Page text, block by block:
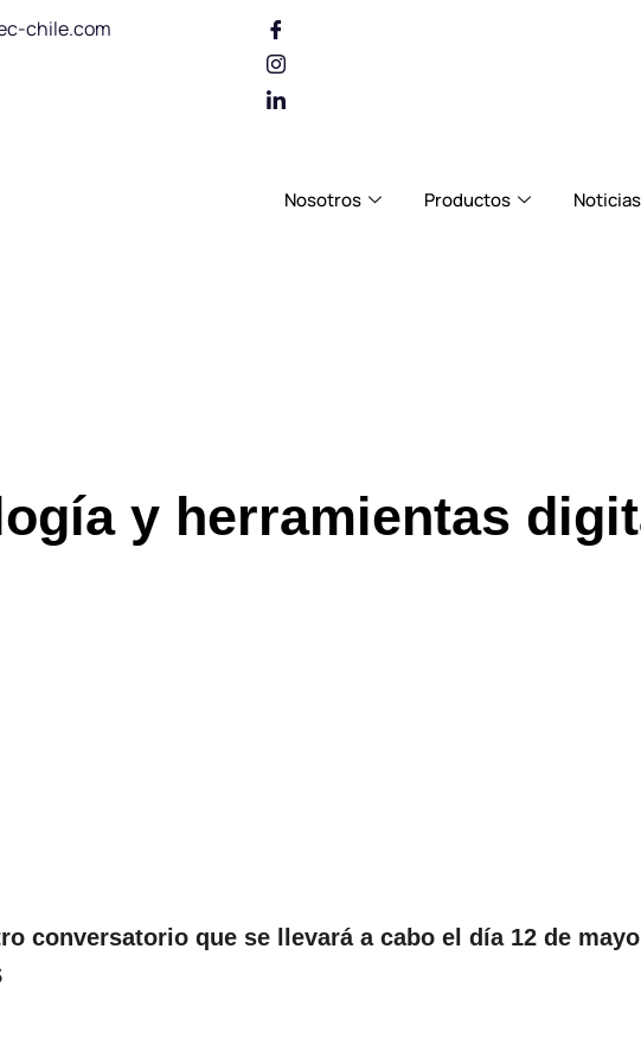
chile.com
Nosotros Productos Noticias
y herramientas
conversatorio que se llevará a cabo el día 12 de